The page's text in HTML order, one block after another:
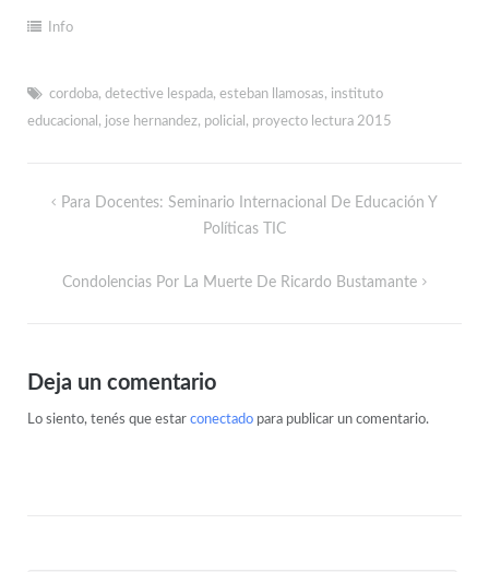
Info
cordoba, detective lespada, esteban llamosas, instituto
educacional , jose hernandez, policial , proyecto lectura 2015
Para Docentes: Seminario Internacional De Educación Y
Políticas TIC
Condolencias Por La Muerte De Ricardo Bustamante
Deja un comentario
Lo siento, tenés que estar conectadopara publicar un comentario.